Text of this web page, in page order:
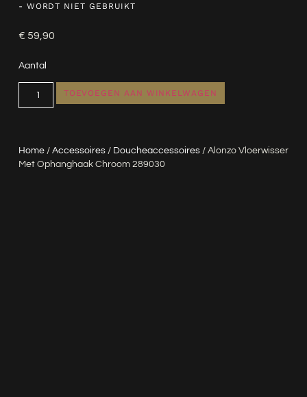
Home/ Accessoires/ Doucheaccessoires/ Alonzo Vloerwisser
Met Ophanghaak Chroom 289030
- WORDT NIET GEBRUIKT
€ 59,90
Aantal
TOEVOEGEN AAN WINKELWAGEN